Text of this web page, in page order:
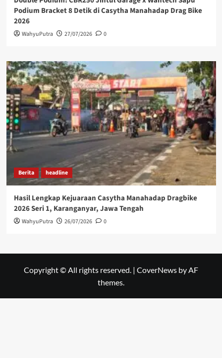
Podium Bracket 8 Detik di Casytha Manahadap Drag Bike
2026
WahyuPutra 27/07/2026 0
Berita headline
Hasil Lengkap Kejuaraan Casytha Manahadap Dragbike
2026 Seri 1, Karanganyar, Jawa Tengah
WahyuPutra 26/07/2026 0
Copyright © All rights reserved. | CoverNews by AF
themes.